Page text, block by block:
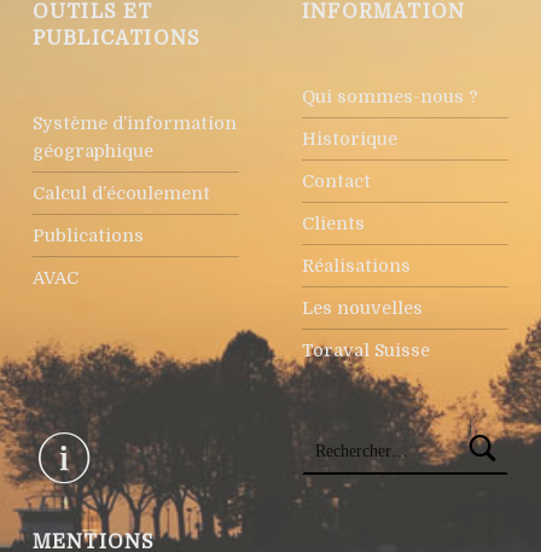
OUTILS ET
PUBLICATIONS
Système d’information
géographique
Calcul d’écoulement
Publications
AVAC
INFORMATION
Qui sommes-nous ?
Historique
Contact
Clients
Réalisations
Les nouvelles
Toraval Suisse
MENTIONS
Rechercher :